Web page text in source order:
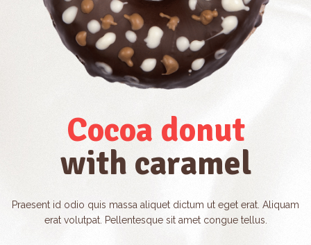
Cocoa donut
with caramel
Praesent id odio quis massa aliquet dictum ut eget erat. Aliquam
erat volutpat. Pellentesque sit amet congue tellus.